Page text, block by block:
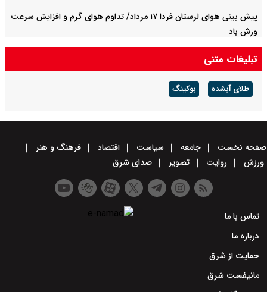
پیش بینی هوای لرستان فردا ۱۷ مرداد/ تداوم هوای گرم و افزایش سرعت
وزش باد
تبلیغات متنی
طلای آبشده بوکینگ
صفحه نخست جامعه سیاست اقتصاد
فرهنگ و هنر
ورزش
روایت تصویر صدای شرق
تماس با ما
درباره ما
حمایت از شرق
مانیفست شرق